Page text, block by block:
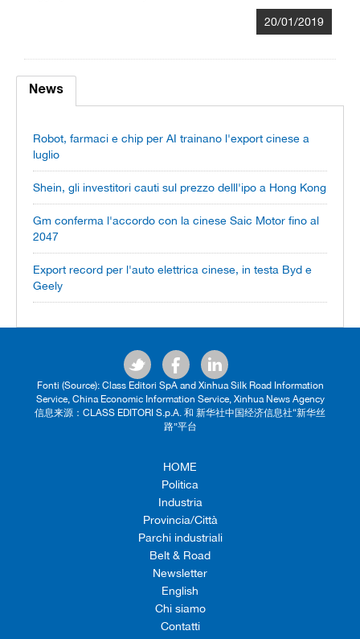
20/01/2019
News
Robot, farmaci e chip per AI trainano l'export cinese a
luglio
Shein, gli investitori cauti sul prezzo delll'ipo a Hong Kong
Gm conferma l'accordo con la cinese Saic Motor fino al
2047
Export record per l'auto elettrica cinese, in testa Byd e
Geely
Fonti (Source): Class Editori SpA and Xinhua Silk Road Information
Service, China Economic Information Service, Xinhua News Agency
信息来源：CLASS EDITORI S.p.A. 和 新华社中国经济信息社“新华丝
路”平台
HOME
Politica
Industria
Provincia/Città
Parchi industriali
Belt & Road
Newsletter
English
Chi siamo
Contatti